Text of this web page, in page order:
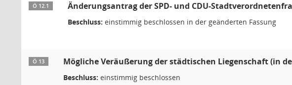
Ö 12.1 Änderungsantrag der SPD- und CDU-
Beschluss: einstimmig beschlossen in der geänderten Fassung
Ö 13 Mögliche Veräußerung der städtischen Liegenschaft (in
Beschluss: einstimmig beschlossen